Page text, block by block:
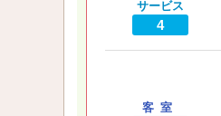
サービス
4
客室